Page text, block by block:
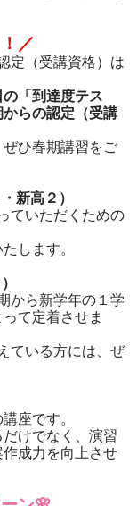
／
定（受講資格）は
「到達度テス
からの認定（受講
ひ春期講習をご
新高２）
ていただくための
します。
から新学年の１学
て定着させま
ている方には、ぜ
座です。
けでなく、演習
成力を向上させ